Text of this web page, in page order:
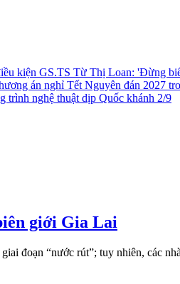
kiện GS.TS Từ Thị Loan: 'Đừng
án nghỉ Tết Nguyên đán 2027
trình nghệ thuật dịp Quốc khánh 2/9
giới Gia Lai
đoạn “nước rút”; tuy nhiên, các